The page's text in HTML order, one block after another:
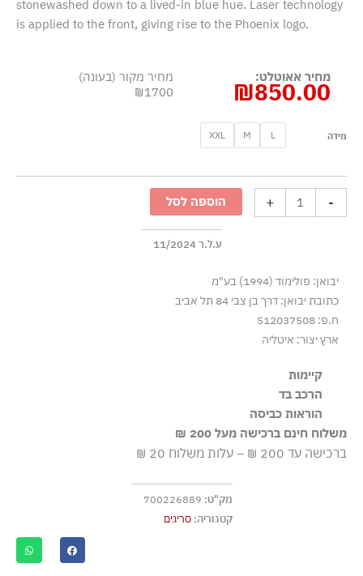
stonewashed down to a lived-in blue hue. Laser technology
is applied to the front, giving rise to the Phoenix logo.
מחיר אאוטלט:
₪850.00
מחיר מקור (בעונה)
₪1700
מידה L
M
XXL
-
אינדיגו
אוברסייז
אפור
+ הוספה לסל
ע.ל.ר 11/2024
יבואן: פולימוד (1994) בע"מ
כתובת יבואן: דרך בן צבי 84 תל אביב
ח.פ: 512037508
ארץ יצור: איטליה
קיימות
התומכות במגוון ביולוגי ובמערכות אקולוגיות בריאות
הרכב בד
100% כותנה
הוראות כביסה
שטיפה ידנית
ללא חומרי הלבנה, ללא השריה
גיהוץ בחום נמוך
בגד לניקוי יבש (עדין)
משלוח חינם ברכישה מעל 200 ₪
ברכישה עד 200 ₪ – עלות משלוח 20 ₪
מק"ט: 700226889
קטגוריה:סריגים